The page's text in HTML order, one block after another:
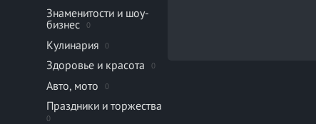
Знаменитости и шоу-
бизнес
0
Кулинария 0
Здоровье и красота 0
Авто, мото 0
Праздники и торжества
0